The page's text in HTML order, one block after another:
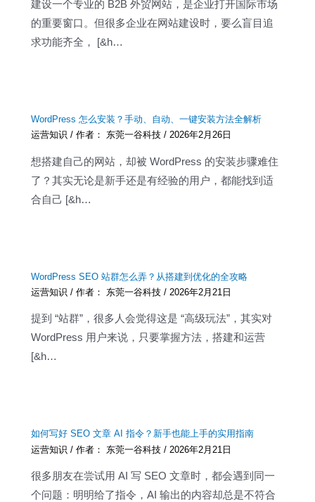
建设一个专业的 B2B 外贸网站，是企业打开国际市场
的重要窗口。但很多企业在网站建设时，要么盲目追
求功能齐全， [&h…
WordPress 怎么安装？手动、自动、一键安装方法全解析
运营知识 / 作者： 东莞一谷科技/2026年2月26日
想搭建自己的网站，却被 WordPress 的安装步骤难住
了？其实无论是新手还是有经验的用户，都能找到适
合自己 [&h…
WordPress SEO 站群怎么弄？从搭建到优化的全攻略
运营知识 / 作者： 东莞一谷科技/ 2026年2月21日
提到 “站群”，很多人会觉得这是 “高级玩法”，其实对
WordPress 用户来说，只要掌握方法，搭建和运营
[&h…
如何写好 SEO 文章 AI 指令？新手也能上手的实用指南
运营知识 / 作者： 东莞一谷科技/ 2026年2月21日
很多朋友在尝试用 AI 写 SEO 文章时，都会遇到同一
个问题：明明给了指令，AI 输出的内容却总是不符合